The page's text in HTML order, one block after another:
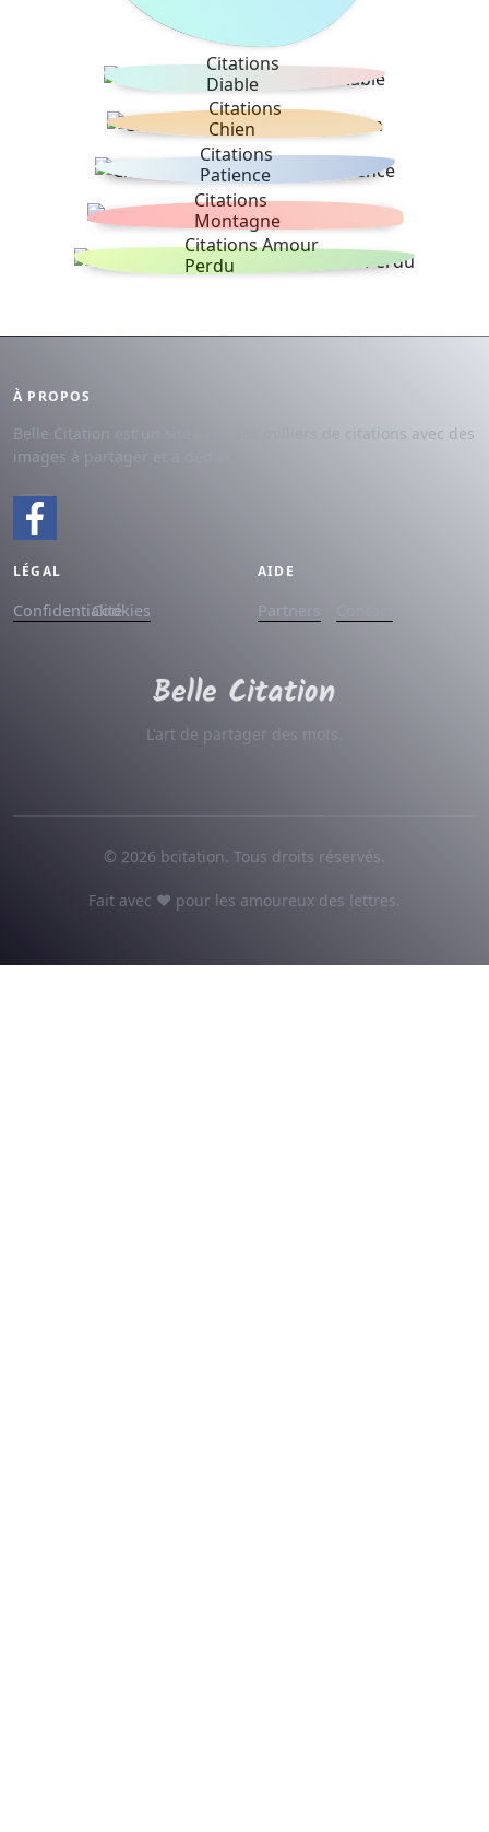
Citations
Diable
Citations
Chien
Citations
Patience
Citations
Montagne
Citations Amour
Perdu
À PROPOS
Belle Citation est un site avec des milliers de citations avec des
images à partager et à dédier.
LÉGAL
ConfidentialitéCookies
AIDE
Partners
L'art de partager des mots.
© 2026 bcitation. Tous droits réservés.
Fait avec ♥ pour les amoureux des lettres.